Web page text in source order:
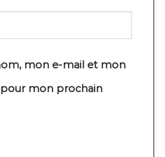
mon e-mail et mon
pour mon prochain